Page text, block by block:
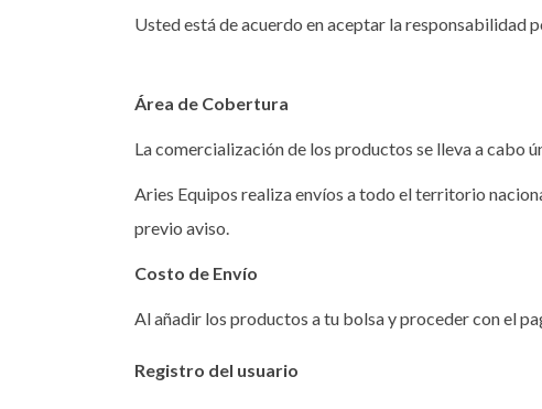
Usted está de acuerdo en aceptar la responsabilidad
Área de Cobertura
La comercialización de los productos se lleva a cabo
Aries Equipos realiza envíos a todo el territorio
previo aviso.
Costo de Envío
Al añadir los productos a tu bolsa y proceder con el
Registro del usuario